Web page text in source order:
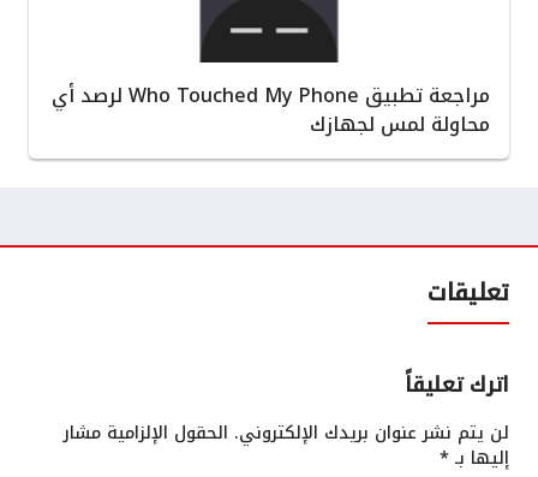
مراجعة تطبيق Who Touched My Phone لرصد أي
محاولة لمس لجهازك
تعليقات
اترك تعليقاً
لن يتم نشر عنوان بريدك الإلكتروني. الحقول الإلزامية مشار
إليها بـ*